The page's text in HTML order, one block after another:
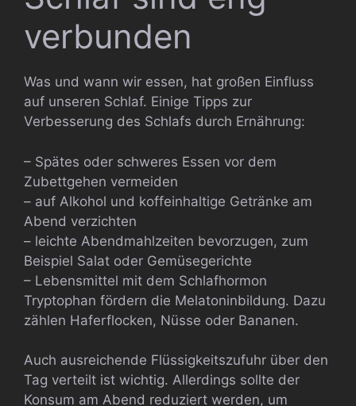
verbunden
Was und wann wir essen, hat großen Einfluss
auf unseren Schlaf. Einige Tipps zur
Verbesserung des Schlafs durch Ernährung:
– Spätes oder schweres Essen vor dem
Zubettgehen vermeiden
– auf Alkohol und koffeinhaltige Getränke am
Abend verzichten
– leichte Abendmahlzeiten bevorzugen, zum
Beispiel Salat oder Gemüsegerichte
– Lebensmittel mit dem Schlafhormon
Tryptophan fördern die Melatoninbildung. Dazu
zählen Haferflocken, Nüsse oder Bananen.
Auch ausreichende Flüssigkeitszufuhr über den
Tag verteilt ist wichtig. Allerdings sollte der
Konsum am Abend reduziert werden, um